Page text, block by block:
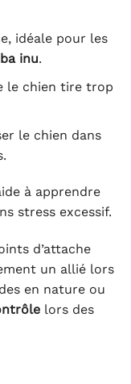
idéale pour les
inu.
le chien tire trop
le chien dans
à apprendre
stress excessif.
d’attache
un allié lors
en nature ou
lors des